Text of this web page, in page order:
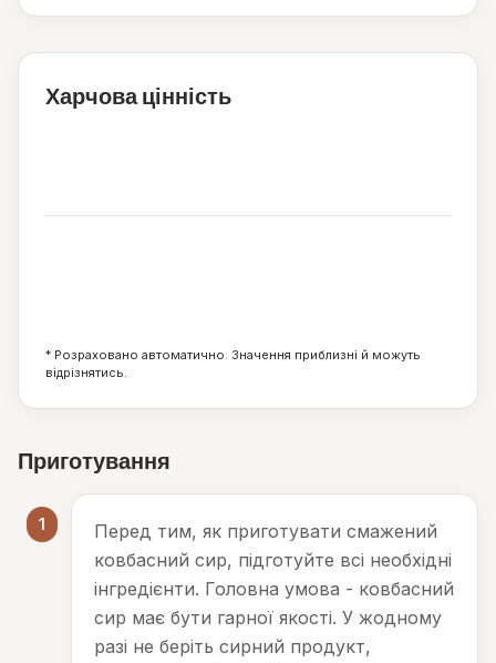
Харчова цінність
* Розраховано автоматично. Значення приблизні й можуть
відрізнятись.
Приготування
1
Перед тим, як приготувати смажений
ковбасний сир, підготуйте всі необхідні
інгредієнти. Головна умова - ковбасний
сир має бути гарної якості. У жодному
разі не беріть сирний продукт,